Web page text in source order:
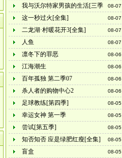
08-07
我与沃尔特家男孩的生活[三季
全]
08-07
这一秒过火[全集]
08-07
二龙湖·村暖花开3[全集]
08-07
人鱼
08-06
凛冬下的罪恶
08-06
江海潮生
08-06
百年孤独 第二季07
08-06
杀人者的购物中心2
08-05
足球教练[第四季]
08-05
幸运女神 第一季
08-05
尝试[第五季]
08-05
知否知否 应是绿肥红瘦[全集]
08-05
盲盒